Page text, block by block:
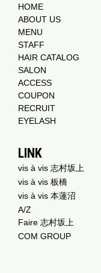
HOME
ABOUT US
MENU
STAFF
HAIR CATALOG
SALON
ACCESS
COUPON
RECRUIT
EYELASH
LINK
vis à vis 志村坂上
vis à vis 板橋
vis à vis 本蓮沼
A/Z
Faire 志村坂上
COM GROUP